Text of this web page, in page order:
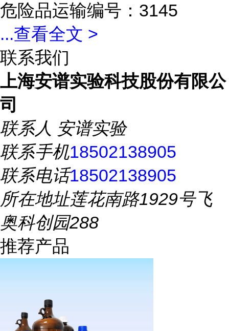
危险品运输编号：3145
...查看全文 >
联系我们
上海安谱实验科技股份有限公
司
联系人 安谱实验
联系手机18502138905
联系电话18502138905
所在地址莲花南路1929号飞
奥科创园288
推荐产品